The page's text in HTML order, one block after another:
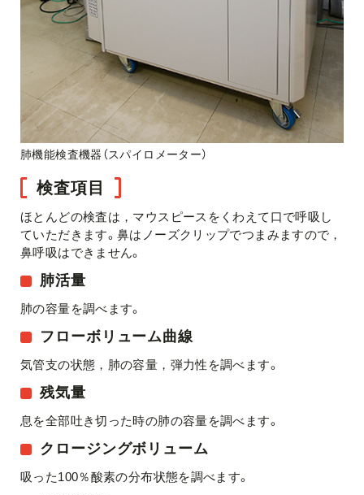
肺機能検査機器（スパイロメーター）
検査項目
ほとんどの検査は，マウスピースをくわえて口で呼吸し
ていただきます。鼻はノーズクリップでつまみますので，
鼻呼吸はできません。
肺活量
肺の容量を調べます。
フローボリューム曲線
気管支の状態，肺の容量，弾力性を調べます。
残気量
息を全部吐き切った時の肺の容量を調べます。
クロージングボリューム
吸った100％酸素の分布状態を調べます。